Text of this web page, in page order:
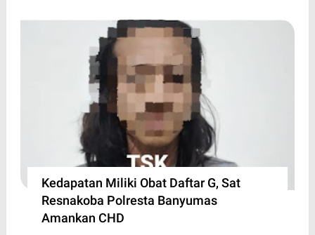
Kedapatan Miliki Obat Daftar G, Sat
Resnakoba Polresta Banyumas
Amankan CHD